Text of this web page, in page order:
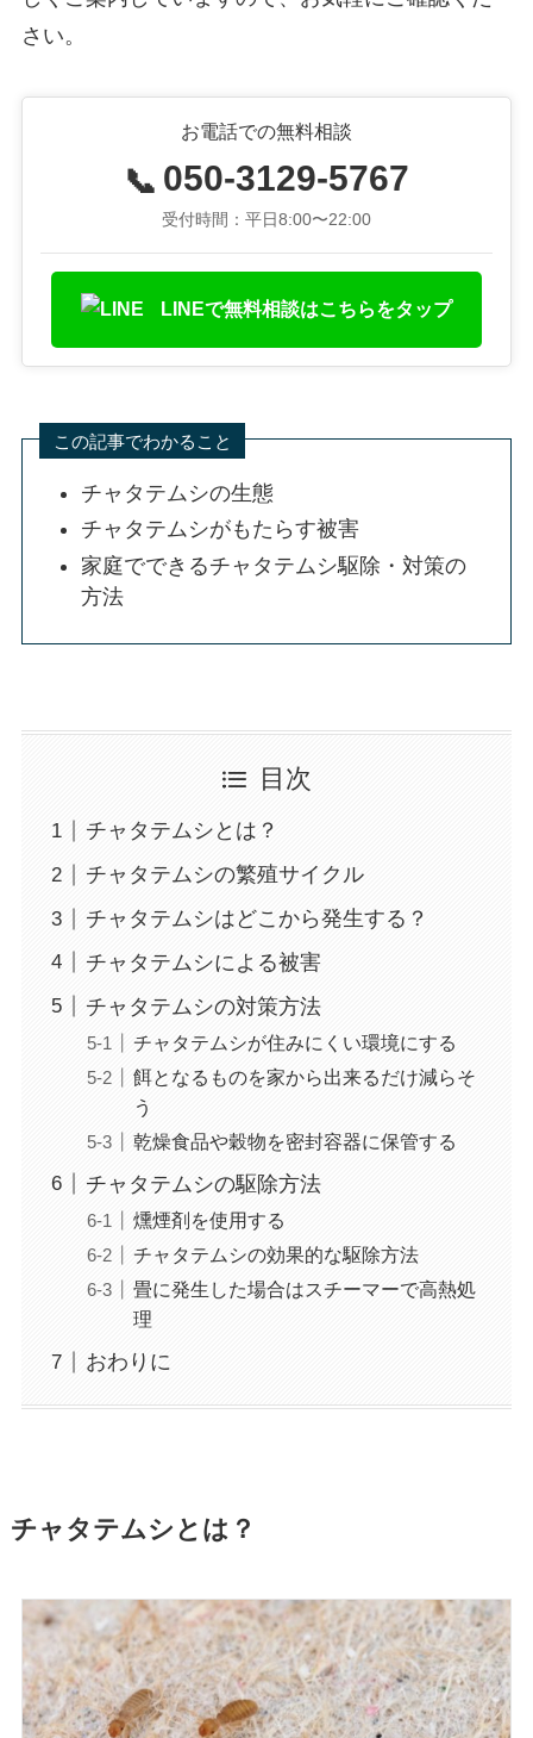
さい。
お電話での無料相談
📞 050-3129-5767
受付時間：平日8:00〜22:00
LINEで無料相談はこちらをタップ
この記事でわかること
チャタテムシの生態
チャタテムシがもたらす被害
家庭でできるチャタテムシ駆除・対策の
方法
目次
チャタテムシとは？
チャタテムシの繁殖サイクル
チャタテムシはどこから発生する？
チャタテムシによる被害
チャタテムシの対策方法
チャタテムシが住みにくい環境にする
餌となるものを家から出来るだけ減らそ
う
乾燥食品や穀物を密封容器に保管する
チャタテムシの駆除方法
燻煙剤を使用する
チャタテムシの効果的な駆除方法
畳に発生した場合はスチーマーで高熱処
理
おわりに
チャタテムシとは？